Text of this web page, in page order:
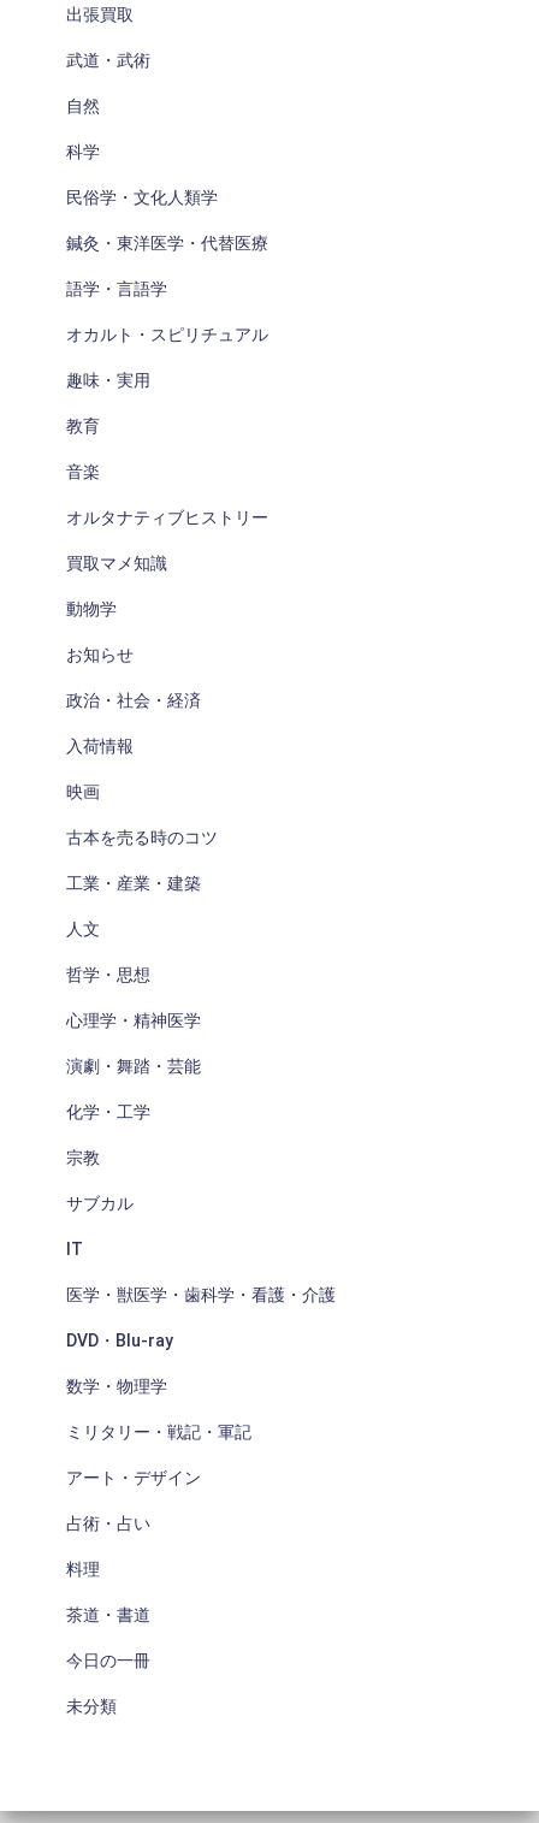
出張買取
武道・武術
自然
科学
民俗学・文化人類学
鍼灸・東洋医学・代替医療
語学・言語学
オカルト・スピリチュアル
趣味・実用
教育
音楽
オルタナティブヒストリー
買取マメ知識
動物学
お知らせ
政治・社会・経済
入荷情報
映画
古本を売る時のコツ
工業・産業・建築
人文
哲学・思想
心理学・精神医学
演劇・舞踏・芸能
化学・工学
宗教
サブカル
IT
医学・獣医学・歯科学・看護・介護
DVD・Blu-ray
数学・物理学
ミリタリー・戦記・軍記
アート・デザイン
占術・占い
料理
茶道・書道
今日の一冊
未分類